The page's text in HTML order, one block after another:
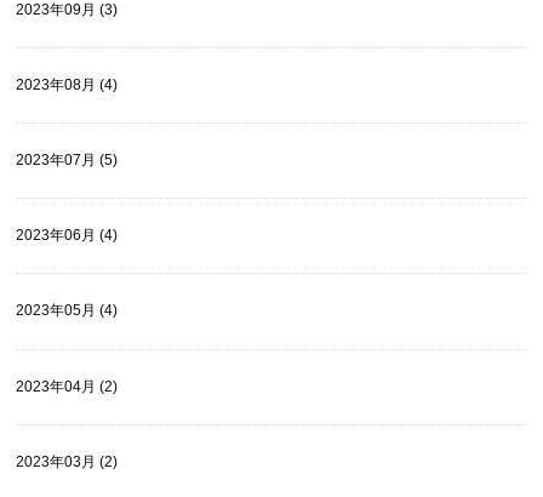
2023年09月 (3)
2023年08月 (4)
2023年07月 (5)
2023年06月 (4)
2023年05月 (4)
2023年04月 (2)
2023年03月 (2)